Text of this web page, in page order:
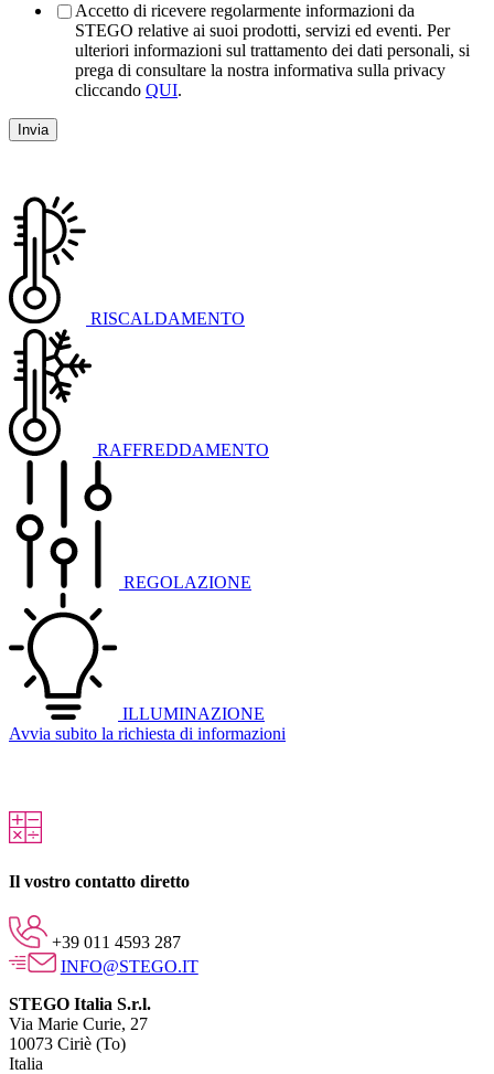
Accetto di ricevere regolarmente informazioni da
STEGO relative ai suoi prodotti, servizi ed eventi. Per
ulteriori informazioni sul trattamento dei dati personali, si
prega di consultare la nostra informativa sulla privacy
cliccando QUI.
RISCALDAMENTO
RAFFREDDAMENTO
REGOLAZIONE
ILLUMINAZIONE
Avvia subito la richiesta di informazioni
Il vostro contatto diretto
+39 011 4593 287
INFO@STEGO.IT
STEGO Italia S.r.l.
Via Marie Curie, 27
10073 Ciriè (To)
Italia